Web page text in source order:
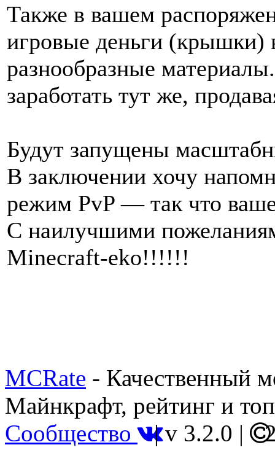
Также в вашем
игровые деньги (крышки)
разнообразные
заработать тут же,
Будут запущены
В заключении хочу
режим PvP — так что
С наилучшими
Minecraft-eko!!!!!!
MCRate - Качественный
Майнкрафт, рейтинг и
Сообщество |v 3.2.0 |